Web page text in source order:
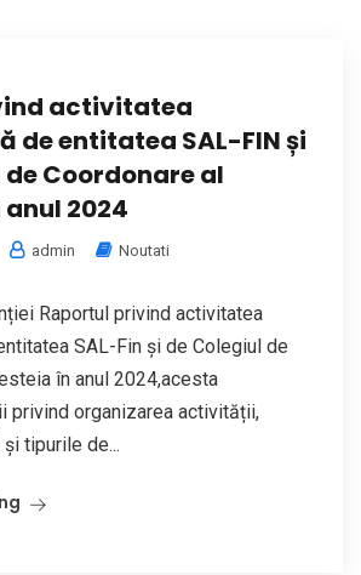
activitatea
de entitatea SAL-FIN și
Coordonare al
2024
admin Noutati
Raportul privind activitatea
SAL-Fin și de Colegiul de
în anul 2024,acesta
privind organizarea activității,
tipurile de...